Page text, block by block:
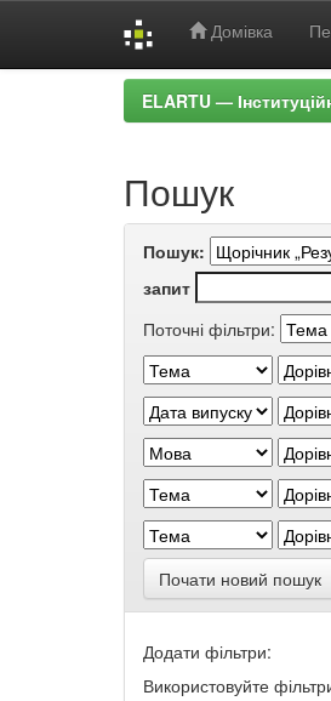
Домівка
ELARTU —
Пошук
Пошук:
запит
Поточні фільтри:
Почати новий пошук
Додати фільтри:
Використовуйте